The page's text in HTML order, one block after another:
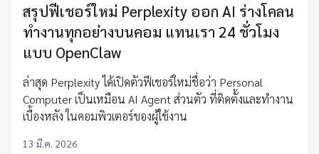
สรุปฟีเชอร์ใหม่ Perplexity ออก AI ร่างโคลน
ทำงานทุกอย่างบนคอม แทนเรา 24 ชั่วโมง
แบบ OpenClaw
ล่าสุด Perplexity ได้เปิดตัวฟีเชอร์ใหม่ชื่อว่า Personal
Computer เป็นเหมือน AI Agent ส่วนตัว ที่ติดตั้งและทำงาน
เบื้องหลัง ในคอมพิวเตอร์ของผู้ใช้งาน
13 มี.ค. 2026